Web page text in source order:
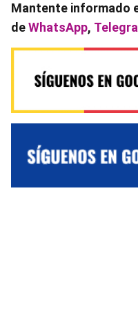
Mantente informado
deWhatsApp,